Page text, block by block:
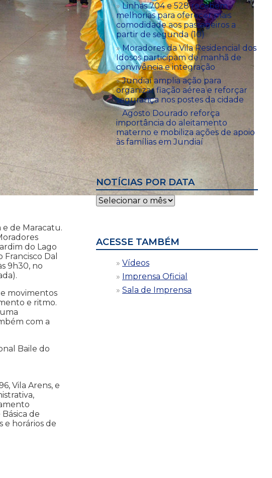
e de Maracatu.
do Lago
Dal
9h30, no
e movimentos
e ritmo.
com a
Baile do
Vila Arens, e
de
e horários de
Linhas 704 e 528 recebem
melhorias para oferecer mais
comodidade aos passageiros a
partir de segunda (10)
Moradores da Vila Residencial dos
Idosos participam de manhã de
convivência e integração
Jundiaí amplia ação para
organizar fiação aérea e reforçar
segurança nos postes da cidade
Agosto Dourado reforça
importância do aleitamento
materno e mobiliza ações de apoio
às famílias em Jundiaí
NOTÍCIAS POR DATA
Notícias
por
ACESSE TAMBÉM
Vídeos
Imprensa Oficial
Sala de Imprensa